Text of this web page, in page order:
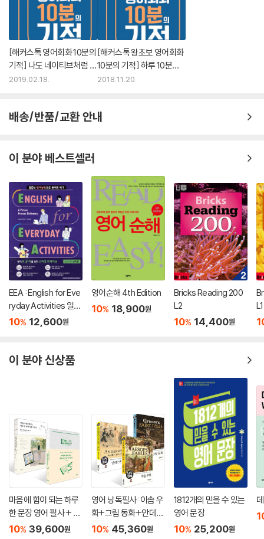
[해커스톡 영어회화 10분의
기적] 나도 네이티브처럼 말
할 수 있다
2019.02.18.
[해커스톡 왕초보 영어회화
10분의 기적] 하루 10분으
로 왕초보 탈출
2018.11.20.
배송/반품/교환 안내
이 분야 베스트셀러
EEA : English for Eve
ryday Activities 일상
표현 낭독편
10% 12,600원
영어순해 4th Edition
10% 18,900원
Bricks Reading 200
L2
10% 14,400원
L1
이 분야 신상품
마음에 힘이 되는 하루
한 문장 영어 필사 + 마
음이 단단해지는 하루
10% 39,600원
영어 낭독필사: 이솝 우
화+그림 동화+안데르
센 동화 세트
10% 45,360원
1812개의 믿을 수 있는
영어 문장
10% 25,200원